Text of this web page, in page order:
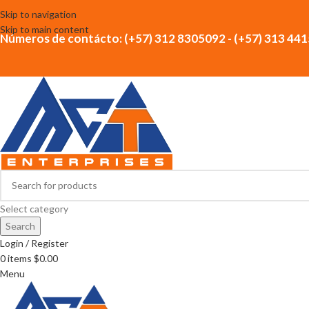
Skip to navigation
Skip to main content
Números de contácto: (+57) 312 8305092 - (+57) 313
Select category
Search
Login / Register
0items $0.00
Menu